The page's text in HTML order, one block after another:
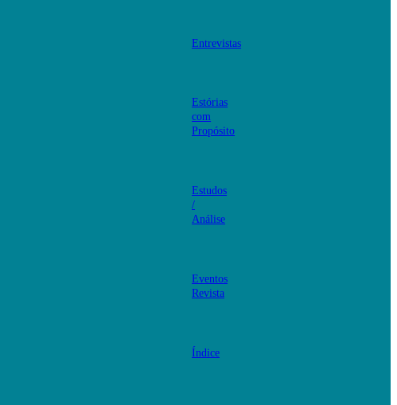
Entrevistas
Estórias
com
Propósito
Estudos
/
Análise
Eventos
Revista
Índice